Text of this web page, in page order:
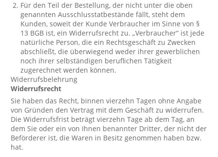
Für den Teil der Bestellung, der nicht unter die oben
genannten Ausschlusstatbestände fällt, steht dem
Kunden, soweit der Kunde Verbraucher im Sinne von §
13 BGB ist, ein Widerrufsrecht zu. „Verbraucher“ ist jede
natürliche Person, die ein Rechtsgeschäft zu Zwecken
abschließt, die überwiegend weder ihrer gewerblichen
noch ihrer selbständigen beruflichen Tätigkeit
zugerechnet werden können.
Widerrufsbelehrung
Widerrufsrecht
Sie haben das Recht, binnen vierzehn Tagen ohne Angabe
von Gründen den Vertrag mit dem Geschäft zu widerrufen.
Die Widerrufsfrist beträgt vierzehn Tage ab dem Tag, an
dem Sie oder ein von Ihnen benannter Dritter, der nicht der
Beförderer ist, die Waren in Besitz genommen haben bzw.
hat.